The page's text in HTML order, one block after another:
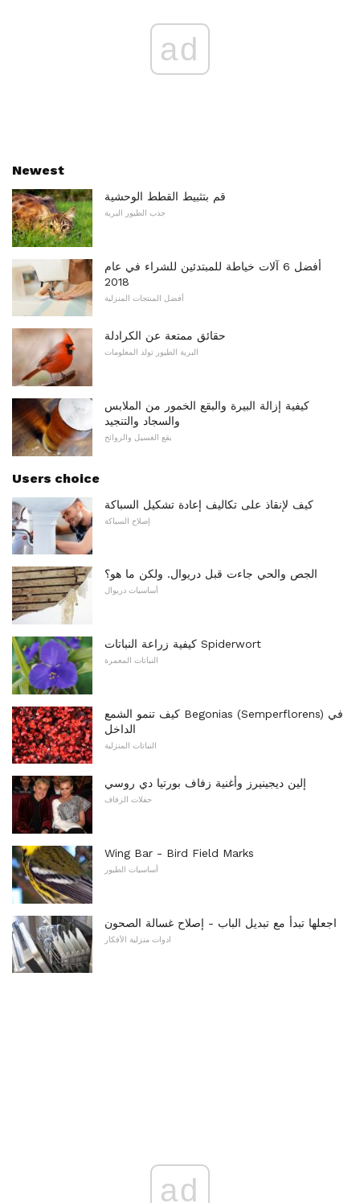
ad
Newest
قم بتثبيط القطط الوحشية
جذب الطيور البرية
أفضل 6 آلات خياطة للمبتدئين للشراء في عام
2018
أفضل المنتجات المنزلية
حقائق ممتعة عن الكرادلة
البرية الطيور تولد المعلومات
كيفية إزالة البيرة والبقع الخمور من الملابس
والسجاد والتنجيد
بقع الغسيل والروائح
Users choice
كيف لإنقاذ على تكاليف إعادة تشكيل السباكة
إصلاح السباكة
الجص والحي جاءت قبل دريوال. ولكن ما هو؟
أساسيات دريوال
كيفية زراعة النباتات Spiderwort
النباتات المعمرة
كيف تنمو الشمع Begonias (Semperflorens) في
الداخل
النباتات المنزلية
إلين ديجينيرز وأغنية زفاف بورتيا دي روسي
حفلات الزفاف
Wing Bar - Bird Field Marks
أساسيات الطيور
اجعلها تبدأ مع تبديل الباب - إصلاح غسالة الصحون
ادوات منزلية الأفكار
ad